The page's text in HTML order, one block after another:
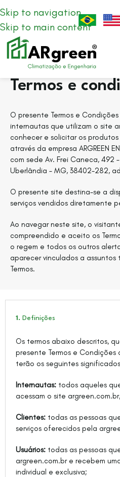
Skip to navigation
Skip to main content
Termos e
O presente Termos e
internautas que utilizam o site
conhecer e solicitar os
através da empresa ARGREEN
com sede Av. Frei Caneca, 492
Uberlândia – MG, 38402-282,
O presente site destina-se a
serviços vendidos diretamente
Ao navegar neste site, o
compreendido e aceito os
o regem e todos os outros
aparecer vinculados a
Termos.
1. Definições
Os termos abaixo descritos,
presente Termos e Condições
terão os seguintes
Internautas: todos aqueles
acessam o site
Clientes: todas as pessoas
serviços oferecidos pela
Usuários: todas as pessoas
argreen.com.br e recebem
individual e exclusiva;